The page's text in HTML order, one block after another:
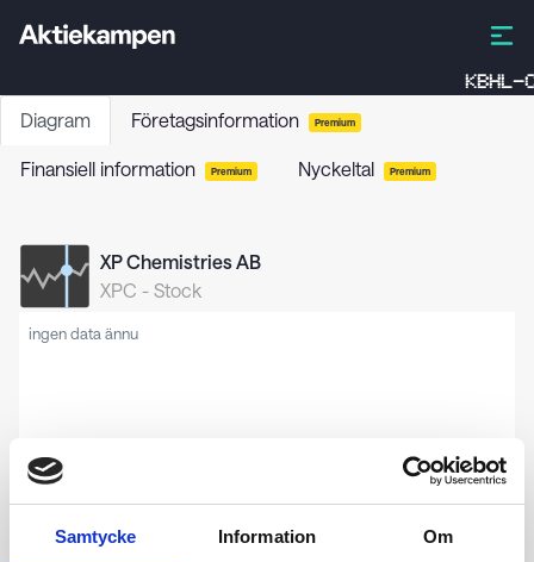
Samtycke Information Om
KBHL-C
Diagram Företagsinformation Premium
Finansiell information Premium Nyckeltal Premium
XP Chemistries AB
XPC - Stock
ingen data ännu